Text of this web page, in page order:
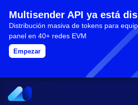
Multisender API ya está
Distribución masiva de tokens para
panel en 40+ redes EVM
Empezar